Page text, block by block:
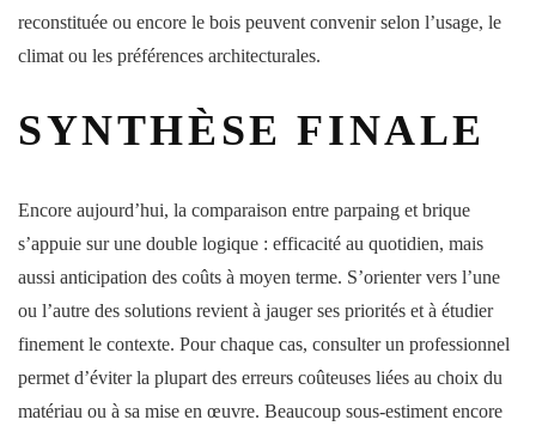
reconstituée ou encore le bois peuvent convenir selon l’usage, le
climat ou les préférences architecturales.
SYNTHÈSE FINALE
Encore aujourd’hui, la comparaison entre parpaing et brique
s’appuie sur une double logique : efficacité au quotidien, mais
aussi anticipation des coûts à moyen terme. S’orienter vers l’une
ou l’autre des solutions revient à jauger ses priorités et à étudier
finement le contexte. Pour chaque cas, consulter un professionnel
permet d’éviter la plupart des erreurs coûteuses liées au choix du
matériau ou à sa mise en œuvre. Beaucoup sous-estiment encore